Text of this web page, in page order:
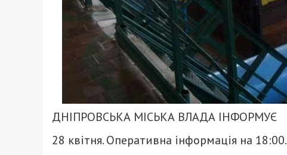
ДНІПРОВСЬКА МІСЬКА ВЛАДА ІНФОРМУЄ
28 квітня. Оперативна інформація на 18:00.